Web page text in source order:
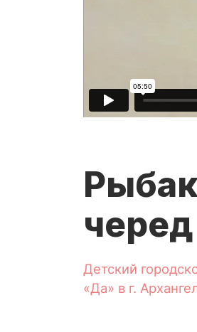
черед
Детский
«Да» в г.